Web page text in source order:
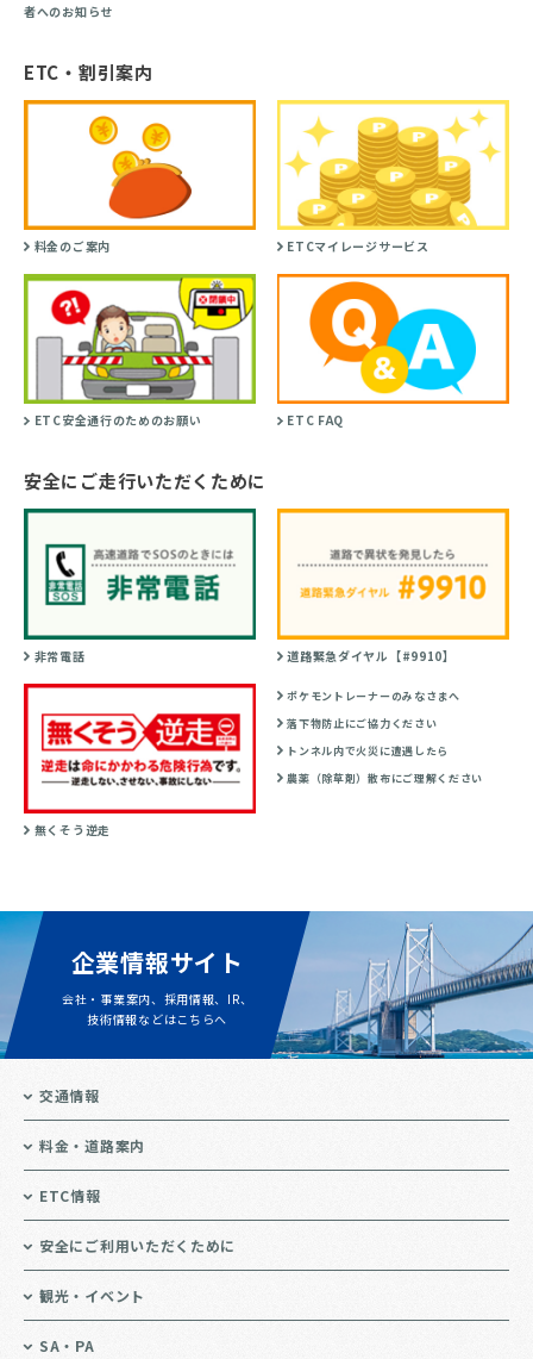
者へのお知らせ
ETC・割引案内
料金のご案内 ETCマイレージサービス
ETC安全通行のためのお願い ETC FAQ
安全にご走行いただくために
非常電話 道路緊急ダイヤル【#9910】
無くそう逆走
ポケモントレーナーのみなさまへ
落下物防止にご協力ください
トンネル内で火災に遭遇したら
農薬（除草剤）散布にご理解ください
企業情報サイト
会社・事業案内、採用情報、IR、
技術情報などはこちらへ
交通情報
料金・道路案内
ETC情報
安全にご利用いただくために
観光・イベント
SA・PA